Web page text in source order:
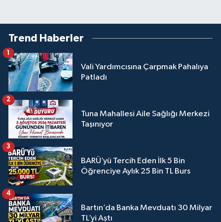
Trend Haberler
Vali Yardımcısına Çarpmak Pahalıya
Patladı
1
Tuna Mahallesi Aile Sağlığı Merkezi
Taşınıyor
2
BARÜ’yü Tercih Eden İlk 5 Bin
Öğrenciye Aylık 25 Bin TL Burs
3
Bartın’da Banka Mevduatı 30 Milyar
TL’yi Aştı
4